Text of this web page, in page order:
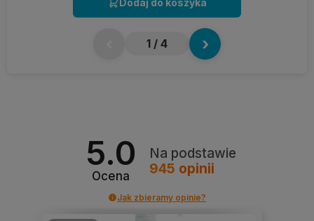
1 / 4 ›
5.0
Ocena
Na podstawie
945 opinii
Jak zbieramy opinie?